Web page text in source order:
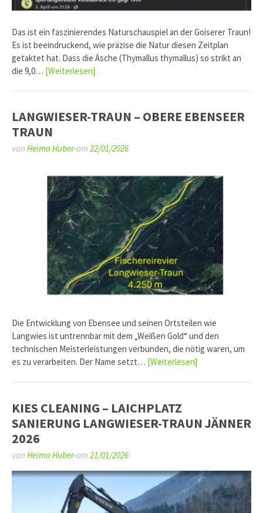
Das ist ein faszinierendes Naturschauspiel an der Goiserer Traun!
Es ist beeindruckend, wie präzise die Natur diesen Zeitplan
getaktet hat. Dass die Äsche (Thymallus thymallus) so strikt an
die 9,0… [Weiterlesen]
LANGWIESER-TRAUN – OBERE EBENSEER
TRAUN
von Heimo Huber-am 22/01/2026
Die Entwicklung von Ebensee und seinen Ortsteilen wie
Langwies ist untrennbar mit dem „Weißen Gold“ und den
technischen Meisterleistungen verbunden, die nötig waren, um
es zu verarbeiten. Der Name setzt… [Weiterlesen]
KIES CLEANING – LAICHPLATZ
SANIERUNG LANGWIESER-TRAUN JÄNNER
2026
von Heimo Huber-am 21/01/2026